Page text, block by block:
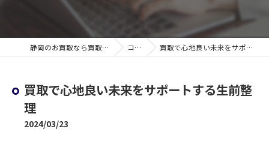
静岡のお買取なら買取大吉 新静岡店 コラム 買取で心地良い未来をサポートする生前整理
買取で心地良い未来をサポートする生前整
理
2024/03/23